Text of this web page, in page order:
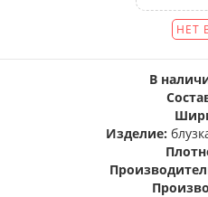
НЕТ
В
Изделие: